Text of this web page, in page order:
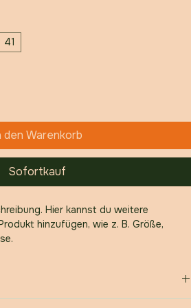
41
den Warenkorb
Sofortkauf
Hier kannst du weitere
hinzufügen, wie z. B. Größe,